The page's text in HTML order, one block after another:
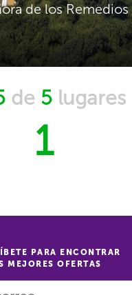
de los
de 5
1
PARA ENCONTRAR
MEJORES OFERTAS